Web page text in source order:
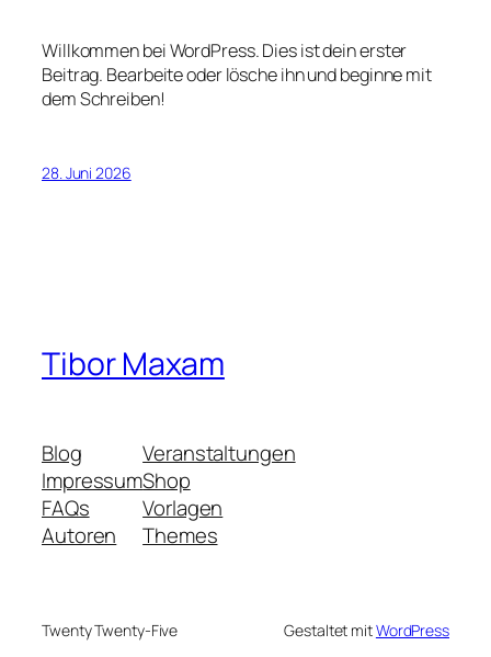
Willkommen bei WordPress. Dies ist dein erster
Beitrag. Bearbeite oder lösche ihn und beginne mit
dem Schreiben!
28. Juni 2026
Tibor Maxam
Blog
Impressum
FAQs
Autoren
Veranstaltungen
Shop
Vorlagen
Themes
Twenty Twenty-Five Gestaltet mitWordPress